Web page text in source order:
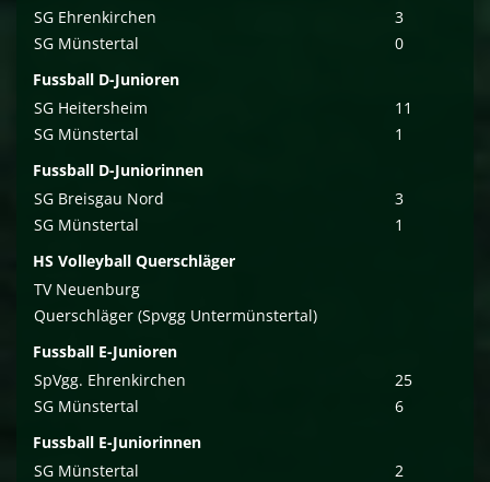
SG Ehrenkirchen
3
SG Münstertal
0
Fussball D-Junioren
SG Heitersheim
11
SG Münstertal
1
Fussball D-Juniorinnen
SG Breisgau Nord
3
SG Münstertal
1
HS Volleyball Querschläger
TV Neuenburg
Querschläger (Spvgg Untermünstertal)
Fussball E-Junioren
SpVgg. Ehrenkirchen
25
SG Münstertal
6
Fussball E-Juniorinnen
SG Münstertal
2